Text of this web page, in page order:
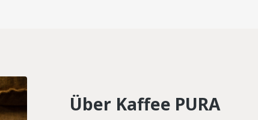
Über Kaffee PURA